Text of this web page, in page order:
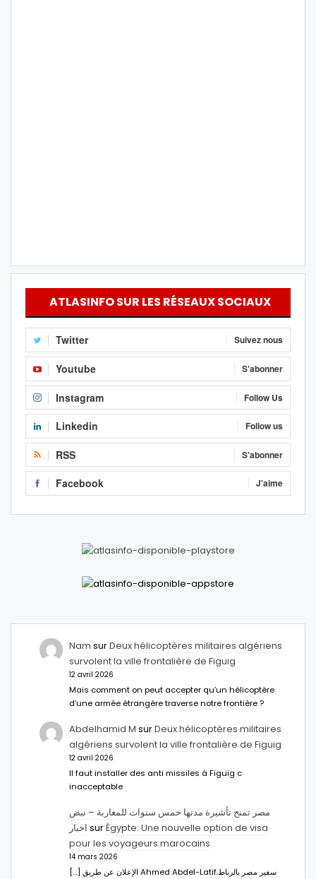
ATLASINFO SUR LES RÉSEAUX SOCIAUX
Twitter Suivez nous
Youtube S'abonner
Instagram Follow Us
Linkedin Follow us
RSS S'abonner
Facebook J'aime
Nam surDeux hélicoptères militaires algériens
survolent la ville frontalière de Figuig
12 avril 2026
Mais comment on peut accepter qu’un hélicoptère
d’une armée étrangère traverse notre frontière ?
Abdelhamid M surDeux hélicoptères militaires
algériens survolent la ville frontalière de Figuig
12 avril 2026
Il faut installer des anti missiles à Figuig c
inacceptable
مصر تمنح تأشيرة مدتها خمس سنوات للمغاربة – نبض
اخبار surÉgypte: Une nouvelle option de visa
pour les voyageurs marocains
14 mars 2026
[…] الإعلان عن طريق Ahmed Abdel-Latifسفير مصر بالرباط.